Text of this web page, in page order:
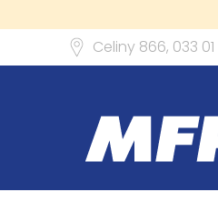
Celiny 866, 033 01